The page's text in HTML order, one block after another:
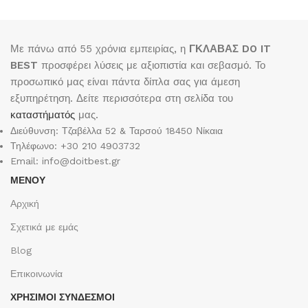
Με πάνω από 55 χρόνια εμπειρίας, η ΓΚΛΑΒΑΣ DO IT
BEST προσφέρει λύσεις με αξιοπιστία και σεβασμό. Το
προσωπικό μας είναι πάντα δίπλα σας για άμεση
εξυπηρέτηση. Δείτε περισσότερα στη σελίδα του
καταστήματός μας.
Διεύθυνση: Τζαβέλλα 52 & Ταρσού 18450 Νίκαια
Τηλέφωνο: +30 210 4903732
Email: info@doitbest.gr
ΜΕΝΟΥ
Αρχική
Σχετικά με εμάς
Blog
Επικοινωνία
ΧΡΉΣΙΜΟΙ ΣΎΝΔΕΣΜΟΙ